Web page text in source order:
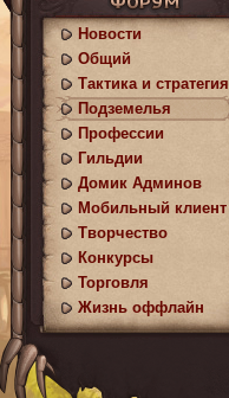
Новости
Общий
Тактика и стратегия
Подземелья
Профессии
Гильдии
Домик Админов
Мобильный клиент
Творчество
Конкурсы
Торговля
Жизнь оффлайн